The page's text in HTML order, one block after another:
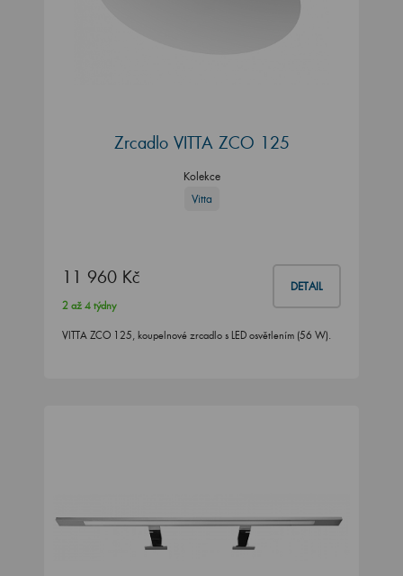
Zrcadlo VITTA ZCO 125
Kolekce
Vitta
11 960 Kč DETAIL
2 až 4 týdny
VITTA ZCO 125, koupelnové zrcadlo s LED osvětlením (56 W).